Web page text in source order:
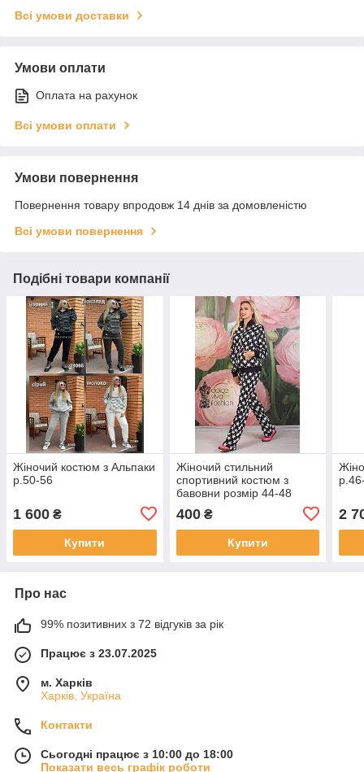
Всі умови доставки
Умови оплати
Оплата на рахунок
Всі умови оплати
Умови повернення
Повернення товару впродовж 14 днів за домовленістю
Всі умови повернення
Подібні товари компанії
Жіночий костюм з Альпаки
р.50-56
1 600 ₴
Купити
Жіночий стильний
спортивний костюм з
бавовни розмір 44-48
400₴
Купити
2
Про нас
99% позитивних з 72 відгуків за рік
Працює з 23.07.2025
м. Харків
Харків, Україна
Контакти
Сьогодні працює з 10:00 до 18:00
Показати весь графік роботи